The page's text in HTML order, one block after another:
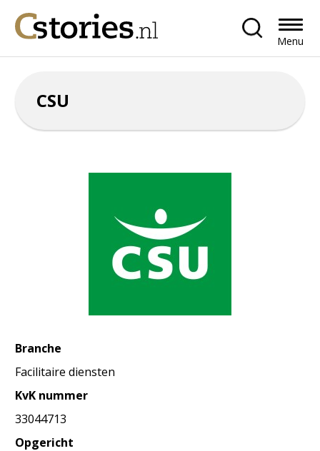
Menu
CSU
Branche
Facilitaire diensten
KvK nummer
33044713
Opgericht